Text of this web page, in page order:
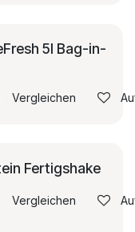
5l Bag-in-
Vergleichen
Fertigshake
Vergleichen